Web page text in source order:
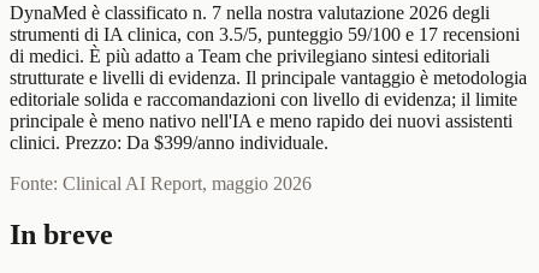
DynaMed è classificato n. 7 nella nostra valutazione 2026 degli
strumenti di IA clinica, con 3.5/5, punteggio 59/100 e 17 recensioni
di medici. È più adatto a Team che privilegiano sintesi editoriali
strutturate e livelli di evidenza. Il principale vantaggio è metodologia
editoriale solida e raccomandazioni con livello di evidenza; il limite
principale è meno nativo nell'IA e meno rapido dei nuovi assistenti
clinici. Prezzo: Da $399/anno individuale.
Fonte: Clinical AI Report, maggio 2026
In breve